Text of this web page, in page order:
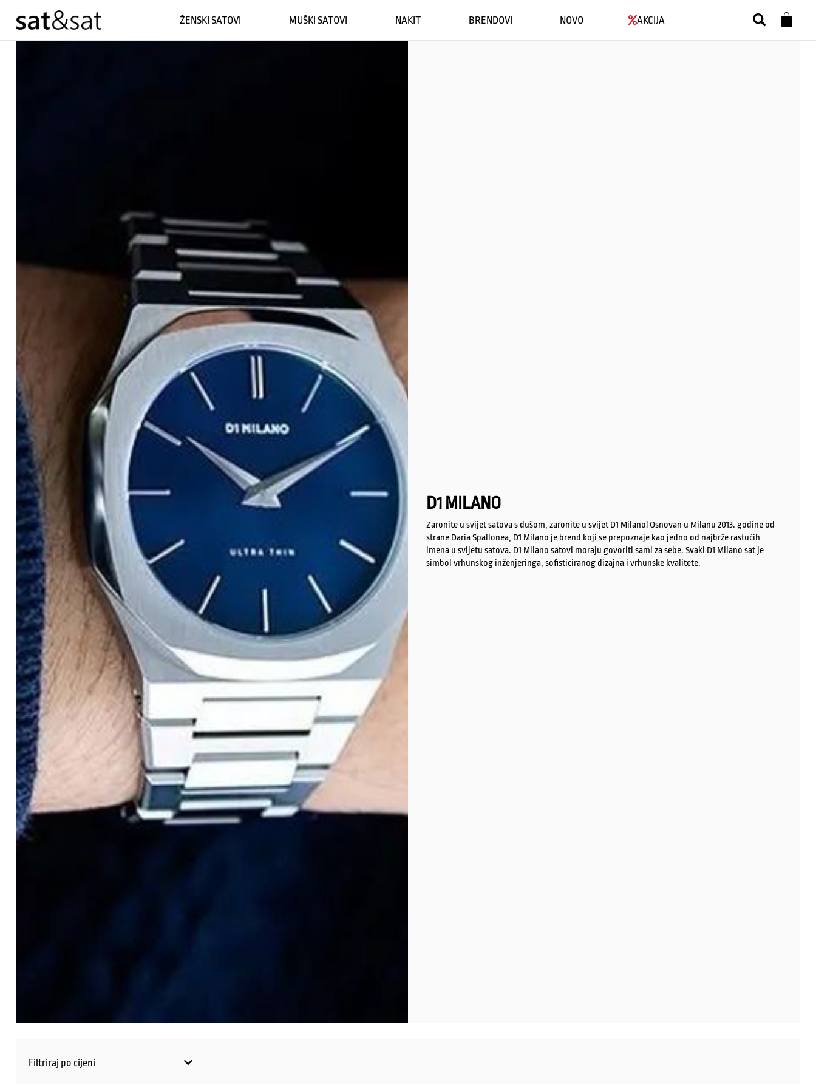
ŽENSKI SATOVI MUŠKI SATOVI NAKIT BRENDOVI NOVO AKCIJA
D1 MILANO
Zaronite u svijet satova s dušom, zaronite u svijet D1 Milano! Osnovan u Milanu 2013. godine od
strane Daria Spallonea, D1 Milano je brend koji se prepoznaje kao jedno od najbrže rastućih
imena u svijetu satova. D1 Milano satovi moraju govoriti sami za sebe. Svaki D1 Milano sat je
simbol vrhunskog inženjeringa, sofisticiranog dizajna i vrhunske kvalitete.
Filtriraj po cijeni